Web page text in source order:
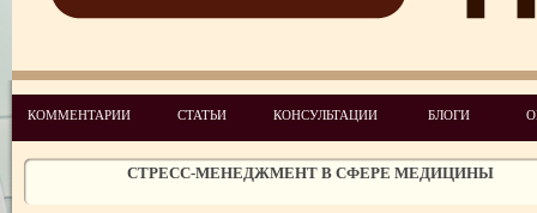
КОММЕНТАРИИ СТАТЬИ КОНСУЛЬТАЦИИ БЛОГИ
ЧЕГО ХОТЯТ ПАЦИЕНТЫ КАТЕГОРИИ VIP
СТРЕСС-МЕНЕДЖМЕНТ В СФЕРЕ МЕДИЦИНЫ